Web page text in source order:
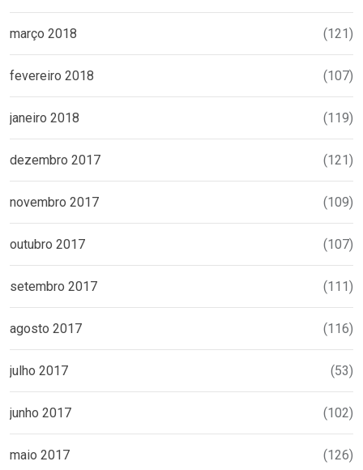
março 2018 (121)
fevereiro 2018 (107)
janeiro 2018 (119)
dezembro 2017 (121)
novembro 2017 (109)
outubro 2017 (107)
setembro 2017 (111)
agosto 2017 (116)
julho 2017 (53)
junho 2017 (102)
maio 2017 (126)